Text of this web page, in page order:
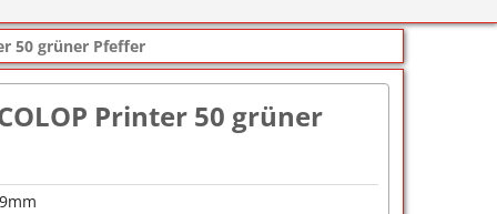
für COLOP Printer
für COLOP Heavy Duty
für TRODAT Printy
III
50 grüner Pfeffer
Printer 50 grüner